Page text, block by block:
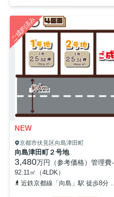
ご成約済み
NEW
京都市伏見区向島津田町
向島津田町２号地
3,480万円（参考価格） 管理費-
92.11㎡（4LDK）
近鉄京都線「向島」駅 徒歩8分